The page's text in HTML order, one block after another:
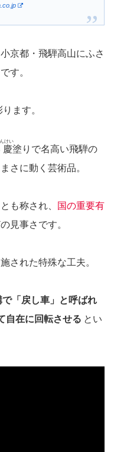
京都・飛騨高山にふさ
す。
ます。
けい
塗りで名高い飛騨の
さに動く芸術品。
も称され、
国の重要有
見事さです。
された特殊な工夫。
「戻し車」と呼ばれ
自在に回転させる とい